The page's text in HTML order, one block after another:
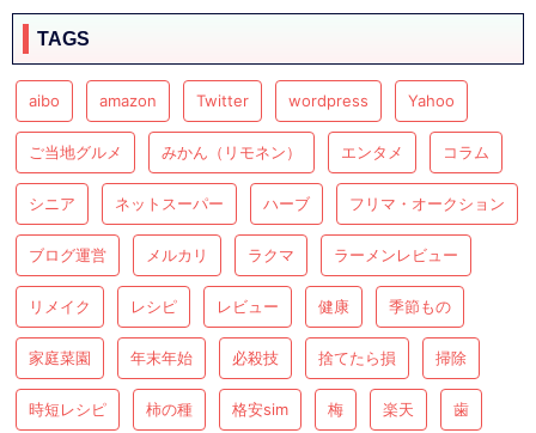
TAGS
aibo amazon Twitter wordpress Yahoo
ご当地グルメ みかん（リモネン） エンタメ コラム
シニア ネットスーパー ハーブ フリマ・オークション
ブログ運営 メルカリ ラクマ ラーメンレビュー
リメイク レシピ レビュー 健康 季節もの
家庭菜園 年末年始 必殺技 捨てたら損 掃除
時短レシピ 柿の種 格安sim 梅 楽天 歯